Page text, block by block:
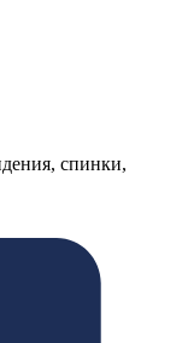
спинки,